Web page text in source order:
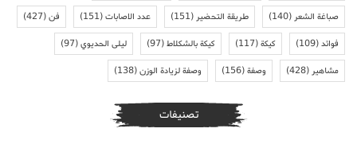
صباغة الشعر(140) طريقة التحضير(151) عدد الاصابات(151) فن(427)
فوائد(109) كيكة(117) كيكة بالشكلاط(97) ليلى الحديوي(97)
مشاهير(428) وصفة(156) وصفة لزيادة الوزن(138)
تصنيفات